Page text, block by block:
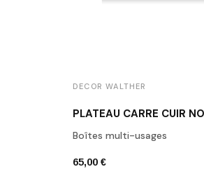
DECOR WALTHER
Boîtes multi-usages
65,00 €